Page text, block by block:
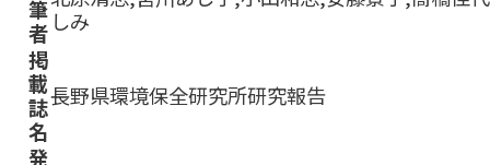
筆
者 しみ
掲
載
誌
名
長野県環境保全研究所研究報告
発